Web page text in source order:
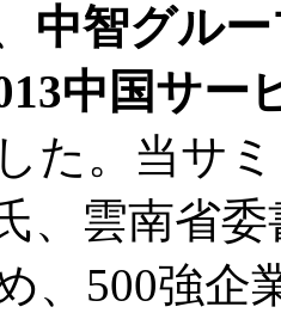
中智グル
中国サー
た。当サ
、雲南省
、500強企